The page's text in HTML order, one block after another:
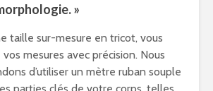
»
taille sur-mesure en tricot, vous
mesures avec précision. Nous
d’utiliser un mètre ruban souple